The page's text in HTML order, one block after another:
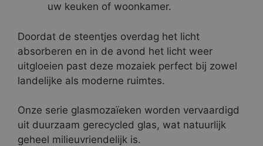
uw keuken of woonkamer.
Doordat de steentjes overdag het licht
absorberen en in de avond het licht weer
uitgloeien past deze mozaiek perfect bij zowel
landelijke als moderne ruimtes.
Onze serie glasmozaïeken worden vervaardigd
uit duurzaam gerecycled glas, wat natuurlijk
geheel milieuvriendelijk is.